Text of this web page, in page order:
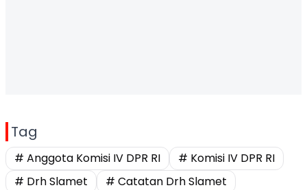
Tag
# Anggota Komisi IV DPR RI
# Komisi IV DPR RI
# Drh Slamet
# Catatan Drh Slamet